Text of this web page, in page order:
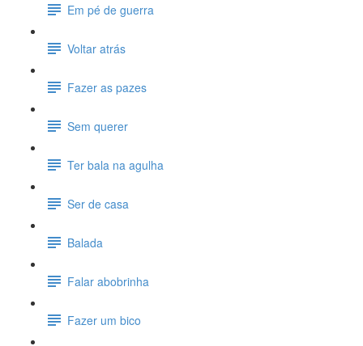
Em pé de guerra
Voltar atrás
Fazer as pazes
Sem querer
Ter bala na agulha
Ser de casa
Balada
Falar abobrinha
Fazer um bico